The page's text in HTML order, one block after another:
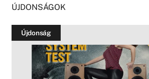
ÚJDONSÁGOK
Újdonság